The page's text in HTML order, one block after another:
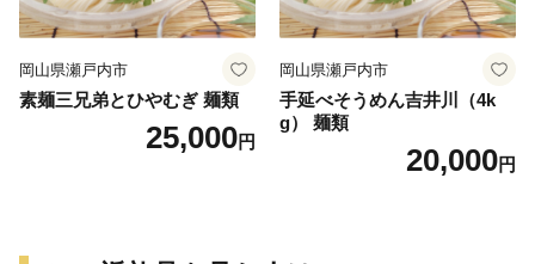
岡山県瀬戸内市
素麺三兄弟とひやむぎ 麺類
25,000円
岡山県瀬戸内市
手延べそうめん吉井川（4k
g） 麺類
20,000円